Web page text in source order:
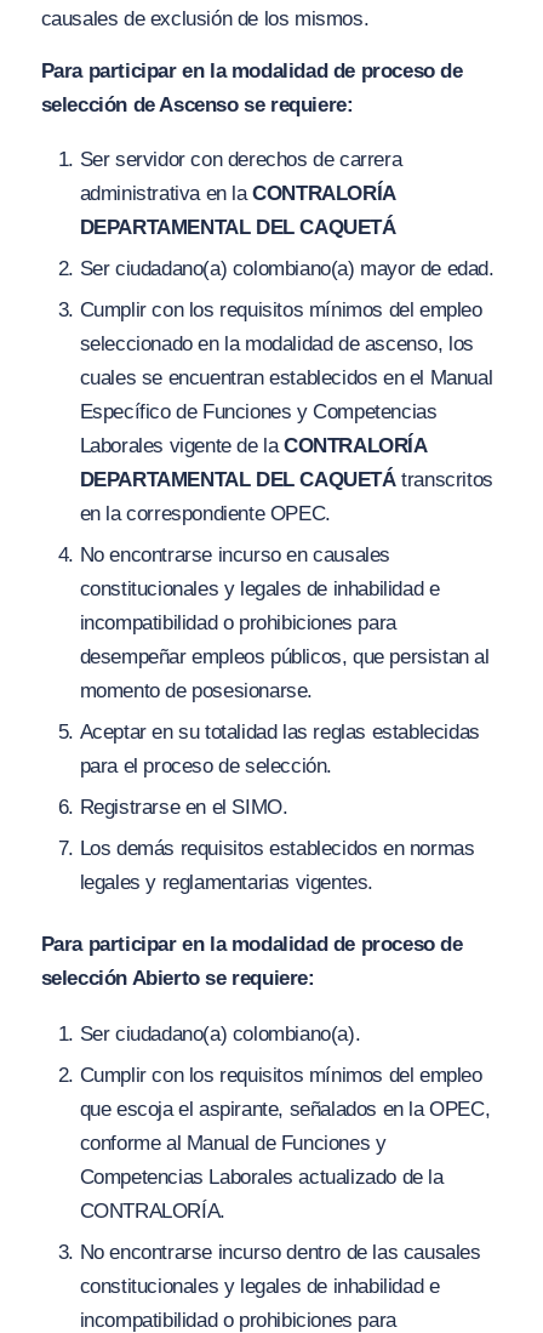
causales de exclusión de los mismos.
Para participar en la modalidad de proceso de
selección de Ascenso se requiere:
Ser servidor con derechos de carrera
administrativa en laCONTRALORÍA
DEPARTAMENTAL DEL CAQUETÁ
Ser ciudadano(a) colombiano(a) mayor de edad.
Cumplir con los requisitos mínimos del empleo
seleccionado en la modalidad de ascenso, los
cuales se encuentran establecidos en el Manual
Específico de Funciones y Competencias
Laborales vigente de laCONTRALORÍA
DEPARTAMENTAL DEL CAQUETÁtranscritos
en la correspondiente OPEC.
No encontrarse incurso en causales
constitucionales y legales de inhabilidad e
incompatibilidad o prohibiciones para
desempeñar empleos públicos, que persistan al
momento de posesionarse.
Aceptar en su totalidad las reglas establecidas
para el proceso de selección.
Registrarse en el SIMO.
Los demás requisitos establecidos en normas
legales y reglamentarias vigentes.
Para participar en la modalidad de proceso de
selección Abierto se requiere:
Ser ciudadano(a) colombiano(a).
Cumplir con los requisitos mínimos del empleo
que escoja el aspirante, señalados en la OPEC,
conforme al Manual de Funciones y
Competencias Laborales actualizado de la
CONTRALORÍA.
No encontrarse incurso dentro de las causales
constitucionales y legales de inhabilidad e
incompatibilidad o prohibiciones para